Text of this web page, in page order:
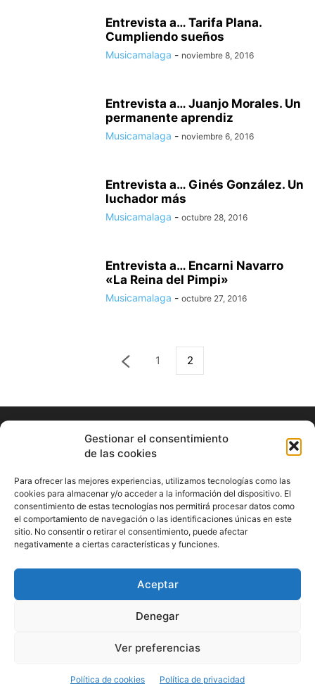
Gestionar el consentimiento
de las cookies
Para ofrecer las mejores experiencias, utilizamos tecnologías como las
cookies para almacenar y/o acceder a la información del dispositivo. El
consentimiento de estas tecnologías nos permitirá procesar datos como
el comportamiento de navegación o las identificaciones únicas en este
sitio. No consentir o retirar el consentimiento, puede afectar
negativamente a ciertas características y funciones.
Aceptar
Denegar
Ver preferencias
Política de cookies Política de privacidad
Entrevista a… Tarifa Plana.
Cumpliendo sueños
Musicamalaga - noviembre 8, 2016
Entrevista a… Juanjo Morales. Un
permanente aprendiz
Musicamalaga - noviembre 6, 2016
Entrevista a… Ginés González. Un
luchador más
Musicamalaga - octubre 28, 2016
Entrevista a… Encarni Navarro
«La Reina del Pimpi»
Musicamalaga - octubre 27, 2016
1 2
ABOUT US
Información Cultural de Málaga y otros de interés general
Contact us:musicamalaga55@gmail.com
FOLLOW US
© Musicamalaga